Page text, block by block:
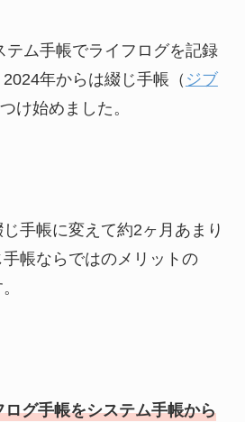
テム手帳でライフログを記録
年からは綴じ手帳（ ジブ
け始めました。
手帳に変えて約2ヶ月あまり
帳ならではのメリットの
ログ手帳をシステム手帳から